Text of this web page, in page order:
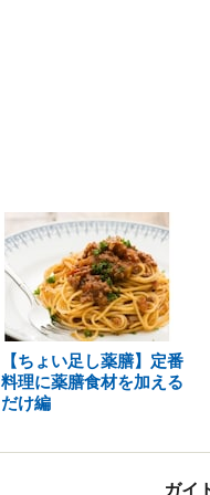
【ちょい足し薬膳】定番
料理に薬膳食材を加える
だけ編
ガイ